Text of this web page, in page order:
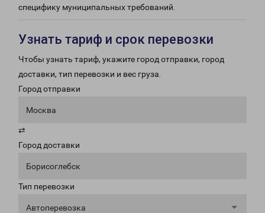
специфику муниципальных требований.
Узнать тариф и срок перевозки
Чтобы узнать тариф, укажите город отправки, город
доставки, тип перевозки и вес груза.
Город отправки
Москва
⇄
Город доставки
Борисоглебск
Тип перевозки
Автоперевозка